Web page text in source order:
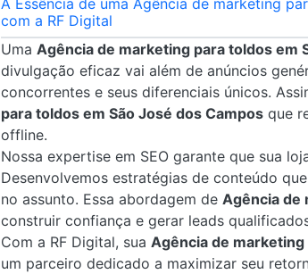
A Essência de uma Agência de marketing
com a RF Digital
Uma Agência de marketing para toldos em
divulgação eficaz vai além de anúncios
concorrentes e seus diferenciais únicos.
para toldos em São José dos Campos que
offline.
Nossa expertise em SEO garante que sua
Desenvolvemos estratégias de conteúdo
no assunto. Essa abordagem de Agência de
construir confiança e gerar leads
Com a RF Digital, sua Agência de
um parceiro dedicado a maximizar seu